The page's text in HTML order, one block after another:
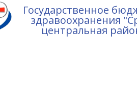
Государственное
здравоохранения
центральная